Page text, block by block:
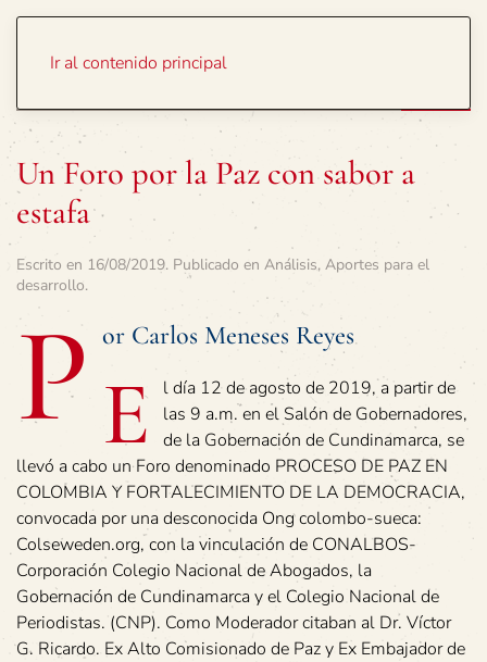
Ir al contenido principal
Un Foro por la Paz con sabor a
estafa
Escrito en 16/08/2019. Publicado en Análisis, Aportes para el
desarrollo.
P or Carlos Meneses Reyes
E
l día 12 de agosto de 2019, a partir de
las 9 a.m. en el Salón de Gobernadores,
de la Gobernación de Cundinamarca, se
llevó a cabo un Foro denominado PROCESO DE PAZ EN
COLOMBIA Y FORTALECIMIENTO DE LA DEMOCRACIA,
convocada por una desconocida Ong colombo-sueca:
Colseweden.org, con la vinculación de CONALBOS-
Corporación Colegio Nacional de Abogados, la
Gobernación de Cundinamarca y el Colegio Nacional de
Periodistas. (CNP). Como Moderador citaban al Dr. Víctor
G. Ricardo. Ex Alto Comisionado de Paz y Ex Embajador de